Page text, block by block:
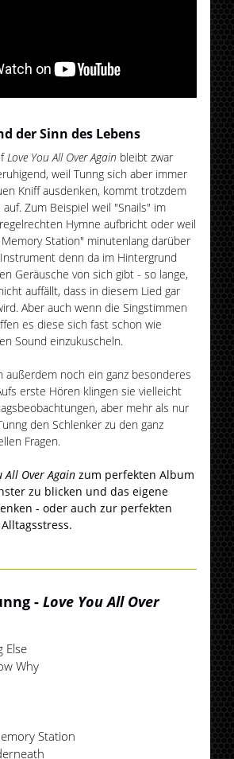
der Sinn des Lebens
Love You All Over Again bleibt zwar
weil Tunng sich aber immer
Kniff ausdenken, kommt trotzdem
Zum Beispiel weil "Snails" im
Hymne aufbricht oder weil
Station" minutenlang darüber
denn da im Hintergrund
Geräusche von sich gibt - so lange,
auffällt, dass in diesem Lied gar
Aber auch wenn die Singstimmen
es diese sich fast schon wie
Sound einzukuscheln.
außerdem noch ein ganz besonderes
erste Hören klingen sie vielleicht
aber mehr als nur
den Schlenker zu den ganz
Fragen.
All Over Again zum perfekten Album
zu blicken und das eigene
- oder auch zur perfekten
-Love You All Over
Else
Why
Station